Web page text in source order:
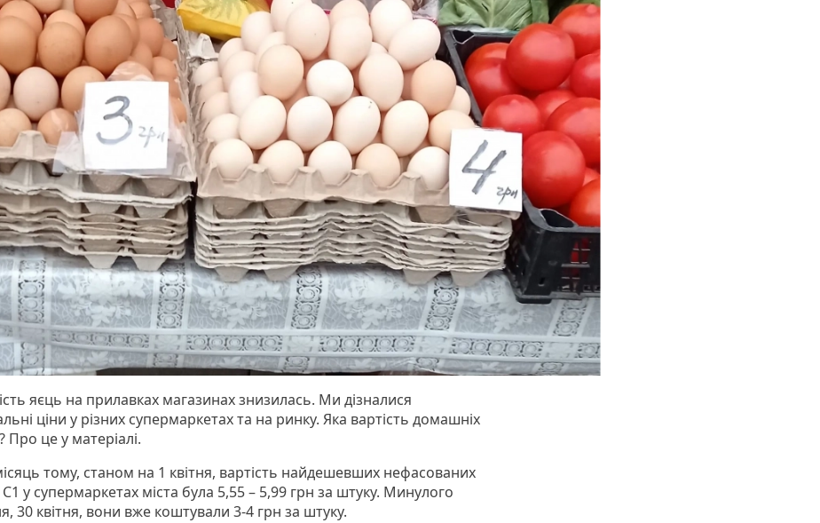
яєць на прилавках магазинах знизилась. Ми дізналися
ціни у різних супермаркетах та на ринку. Яка вартість домашніх
Про це у матеріалі.
тому, станом на 1 квітня, вартість найдешевших нефасованих
у супермаркетах міста була 5,55 – 5,99 грн за штуку. Минулого
30 квітня, вони вже коштували 3-4 грн за штуку.